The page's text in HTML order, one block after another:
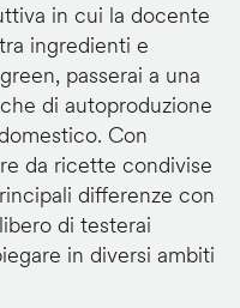
in cui la docente
ingredienti e
passerai a una
di autoproduzione
Con
da ricette condivise
differenze con
di testerai
in diversi ambiti